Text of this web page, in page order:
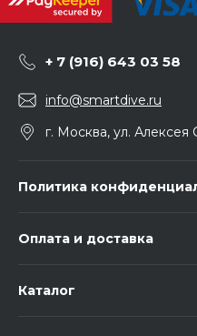
+ 7 (916) 643 03 58
info@smartdive.ru
г. Москва, ул. Алексея
Политика
Оплата и доставка
Каталог